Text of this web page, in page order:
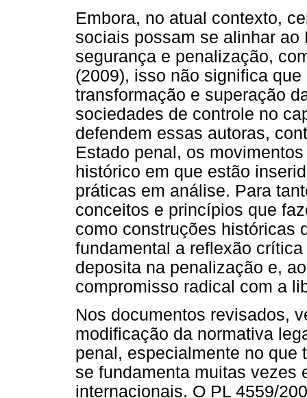
Embora, no atual contexto,
sociais possam se alinhar
segurança e penalização,
(2009), isso não significa
transformação e superação
sociedades de controle no
defendem essas autoras,
Estado penal, os
histórico em que estão
práticas em análise. Para
conceitos e princípios que
como construções históricas
fundamental a reflexão
deposita na penalização e,
compromisso radical com a
Nos documentos revisados,
modificação da normativa
penal, especialmente no que
se fundamenta muitas vezes
internacionais. O PL 4559/